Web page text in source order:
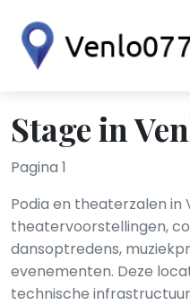
Stage in
Pagina 1
Podia en theaterzalen
theatervoorstellingen,
dansoptredens,
evenementen. Deze
technische